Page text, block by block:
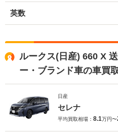
英数
ルークス(日産) 660 X
ー・ブランド車の車買
日産
セレナ
平均買取相場： 8.1万円〜